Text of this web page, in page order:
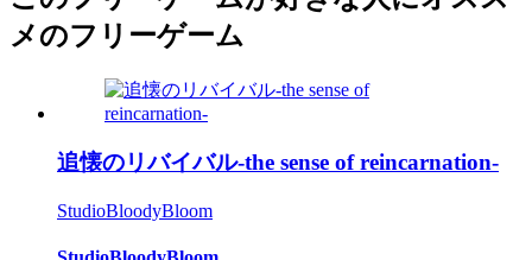
メのフリーゲーム
追懐のリバイバル-the sense of reincarnation-
StudioBloodyBloom